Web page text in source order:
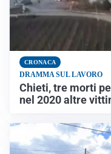
CRONACA
DRAMMA SUL LAVORO
Chieti, tre morti
nel 2020 altre